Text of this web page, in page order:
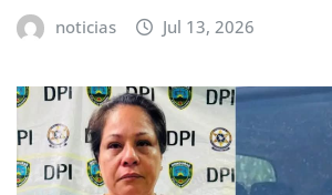
noticias Jul 13, 2026